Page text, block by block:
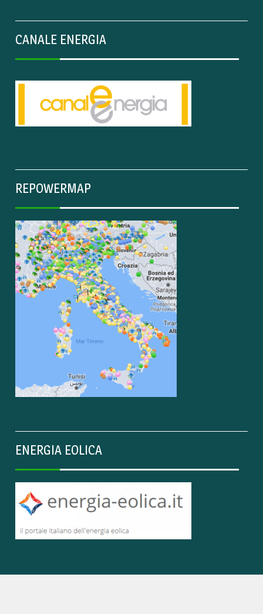
CANALE ENERGIA
REPOWERMAP
ENERGIA EOLICA